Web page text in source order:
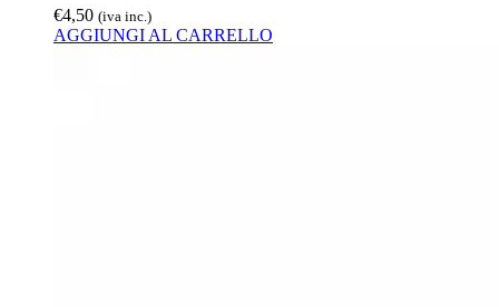
€4,50 (iva inc.)
AGGIUNGI AL CARRELLO